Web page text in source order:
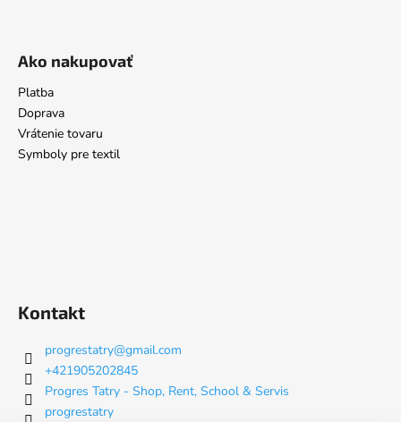
Ako nakupovať
Platba
Doprava
Vrátenie tovaru
Symboly pre textil
Kontakt
progrestatry@gmail.com
+421905202845
Progres Tatry - Shop, Rent, School & Servis
progrestatry